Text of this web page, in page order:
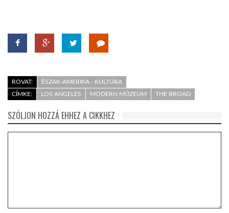
ROVAT:
ÉSZAK-AMERIKA - KULTÚRA
CÍMKE:
LOS ANGELES MODERN MÚZEUM THE BROAD
SZÓLJON HOZZÁ EHHEZ A CIKKHEZ